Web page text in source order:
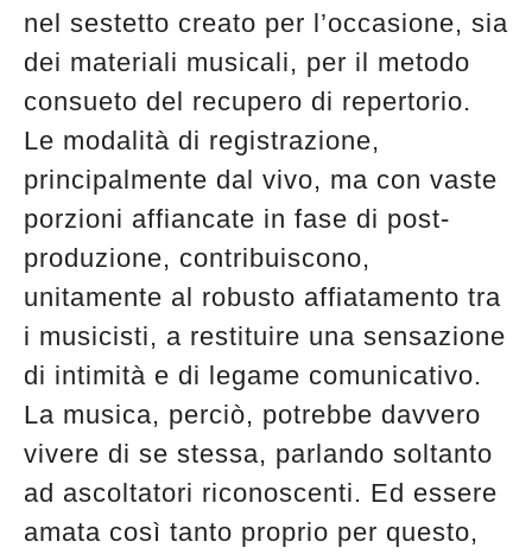
nel sestetto creato per l’occasione, sia
dei materiali musicali, per il metodo
consueto del recupero di repertorio.
Le modalità di registrazione,
principalmente dal vivo, ma con vaste
porzioni affiancate in fase di post-
produzione, contribuiscono,
unitamente al robusto affiatamento tra
i musicisti, a restituire una sensazione
di intimità e di legame comunicativo.
La musica, perciò, potrebbe davvero
vivere di se stessa, parlando soltanto
ad ascoltatori riconoscenti. Ed essere
amata così tanto proprio per questo,